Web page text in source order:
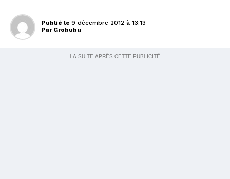
Publié le 9 décembre 2012 à 13:13
Par Grobubu